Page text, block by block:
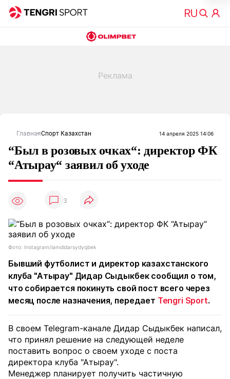
ГлавнаяСпорт Казахстан 14 апреля 2025 14:06
“Был в розовых очках“: директор ФК
“Атырау“ заявил об уходе
3
Фото: Instagram/iamdidarsydyqbek
Бывший футболист и директор казахстанского
клуба "Атырау" Дидар Сыдыкбек сообщил о том,
что собирается покинуть свой пост всего через
месяц после назначения, передает Tengri Sport.
В своем Telegram-канале Дидар Сыдыкбек написал,
что принял решение на следующей неделе
поставить вопрос о своем уходе с поста
директора клуба "Атырау".
Менеджер планирует получить частичную